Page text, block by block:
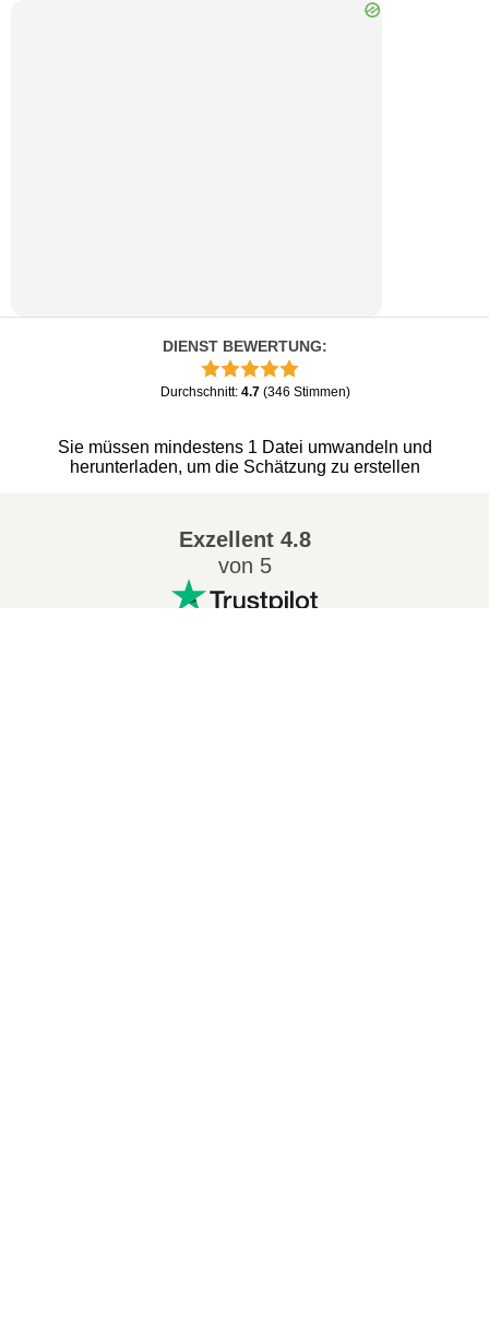
DIENST BEWERTUNG:
Durchschnitt: 4.7 (346 Stimmen)
Sie müssen mindestens 1 Datei umwandeln und
herunterladen, um die Schätzung zu erstellen
Exzellent4.8
von 5